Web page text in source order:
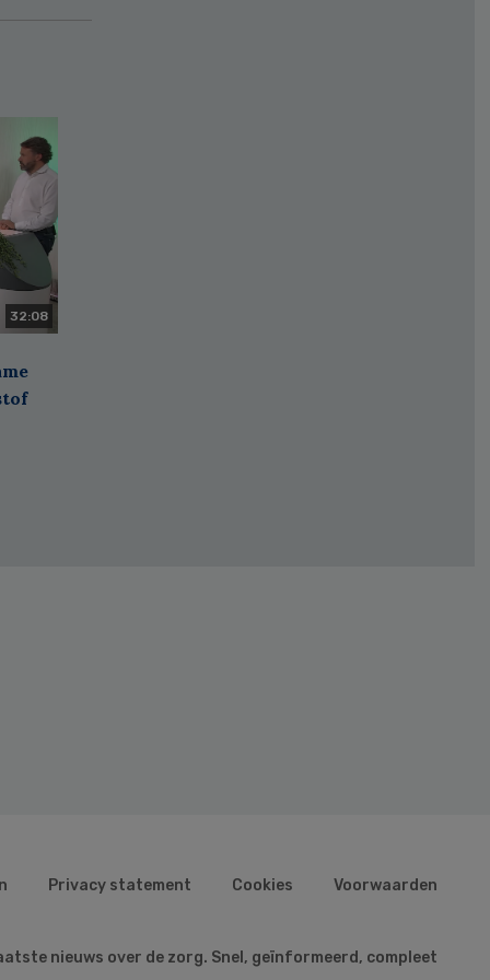
32:08
Privacy statement Cookies Voorwaarden
nieuws over de zorg. Snel, geïnformeerd, compleet